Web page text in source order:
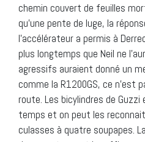
chemin couvert de feuilles
qu’une pente de luge, la
l’accélérateur a permis à
plus longtemps que Neil ne
agressifs auraient donné un
comme la R1200GS, ce n’est
route. Les bicylindres de
temps et on peut les
culasses à quatre soupapes.